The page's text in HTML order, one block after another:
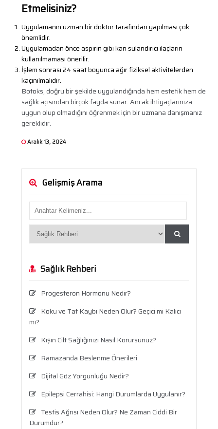
Etmelisiniz?
Uygulamanın uzman bir doktor tarafından yapılması çok
önemlidir.
Uygulamadan önce aspirin gibi kan sulandırıcı ilaçların
kullanılmaması önerilir.
İşlem sonrası 24 saat boyunca ağır fiziksel aktivitelerden
kaçınılmalıdır.
Botoks, doğru bir şekilde uygulandığında hem estetik hem de
sağlık açısından birçok fayda sunar. Ancak ihtiyaçlarınıza
uygun olup olmadığını öğrenmek için bir uzmana danışmanız
gereklidir.
Aralık 13, 2024
Gelişmiş Arama
Sağlık Rehberi
Progesteron Hormonu Nedir?
Koku ve Tat Kaybı Neden Olur? Geçici mi Kalıcı
mı?
Kışın Cilt Sağlığınızı Nasıl Korursunuz?
Ramazanda Beslenme Önerileri
Dijital Göz Yorgunluğu Nedir?
Epilepsi Cerrahisi: Hangi Durumlarda Uygulanır?
Testis Ağrısı Neden Olur? Ne Zaman Ciddi Bir
Durumdur?